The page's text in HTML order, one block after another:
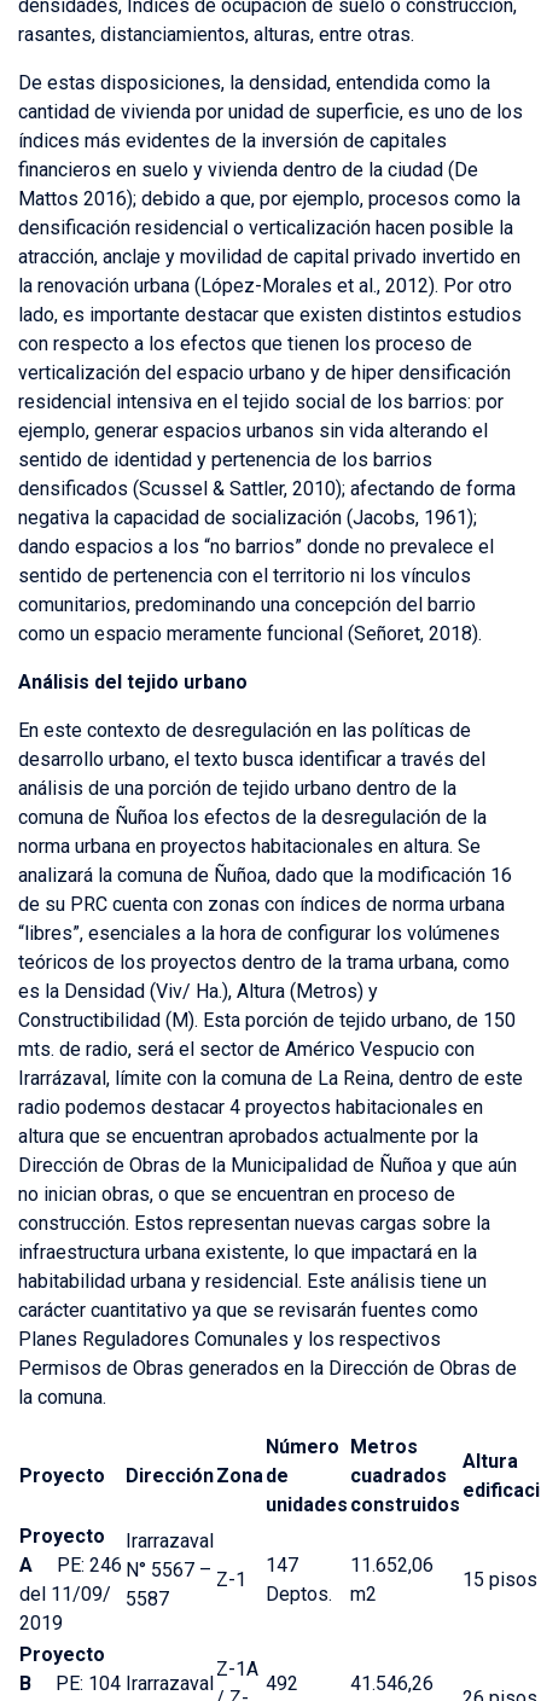
densidades, Índices de ocupación de suelo o construcción,
rasantes, distanciamientos, alturas, entre otras.
De estas disposiciones, la densidad, entendida como la
cantidad de vivienda por unidad de superficie, es uno de los
índices más evidentes de la inversión de capitales
financieros en suelo y vivienda dentro de la ciudad (De
Mattos 2016); debido a que, por ejemplo, procesos como la
densificación residencial o verticalización hacen posible la
atracción, anclaje y movilidad de capital privado invertido en
la renovación urbana (López-Morales et al., 2012). Por otro
lado, es importante destacar que existen distintos estudios
con respecto a los efectos que tienen los proceso de
verticalización del espacio urbano y de hiper densificación
residencial intensiva en el tejido social de los barrios: por
ejemplo, generar espacios urbanos sin vida alterando el
sentido de identidad y pertenencia de los barrios
densificados (Scussel & Sattler, 2010); afectando de forma
negativa la capacidad de socialización (Jacobs, 1961);
dando espacios a los “no barrios” donde no prevalece el
sentido de pertenencia con el territorio ni los vínculos
comunitarios, predominando una concepción del barrio
como un espacio meramente funcional (Señoret, 2018).
Análisis del tejido urbano
En este contexto de desregulación en las políticas de
desarrollo urbano, el texto busca identificar a través del
análisis de una porción de tejido urbano dentro de la
comuna de Ñuñoa los efectos de la desregulación de la
norma urbana en proyectos habitacionales en altura. Se
analizará la comuna de Ñuñoa, dado que la modificación 16
de su PRC cuenta con zonas con índices de norma urbana
“libres”, esenciales a la hora de configurar los volúmenes
teóricos de los proyectos dentro de la trama urbana, como
es la Densidad (Viv/ Ha.), Altura (Metros) y
Constructibilidad (M). Esta porción de tejido urbano, de 150
mts. de radio, será el sector de Américo Vespucio con
Irarrázaval, límite con la comuna de La Reina, dentro de este
radio podemos destacar 4 proyectos habitacionales en
altura que se encuentran aprobados actualmente por la
Dirección de Obras de la Municipalidad de Ñuñoa y que aún
no inician obras, o que se encuentran en proceso de
construcción. Estos representan nuevas cargas sobre la
infraestructura urbana existente, lo que impactará en la
habitabilidad urbana y residencial. Este análisis tiene un
carácter cuantitativo ya que se revisarán fuentes como
Planes Reguladores Comunales y los respectivos
Permisos de Obras generados en la Dirección de Obras de
la comuna.
Proyecto DirecciónZona
Número
de
unidades
Metros
cuadrados
construidos
Altura
Proyecto
A PE: 246
del 11/09/
2019
Irarrazaval
N° 5567 –
5587
Z-1
147
Deptos.
11.652,06
m2
15 pisos
Proyecto
B PE: 104 Irarrazaval
Z-1A
492
41.546,26